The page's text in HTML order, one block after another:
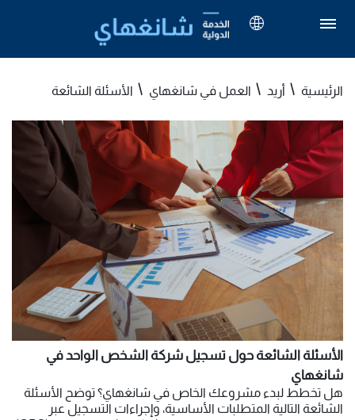
الرئيسية أريد العمل في شانغهاي الأسئلة الشائعة
الأسئلة الشائعة حول تسجيل شركة الشخص الواحد في
شانغهاي
هل تخطط لبدء مشروعك الخاص في شانغهاي؟ توضح الأسئلة
الشائعة التالية المتطلبات الأساسية، وإجراءات التسجيل عبر